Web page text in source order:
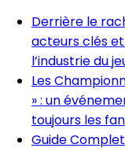
Derrière le
acteurs clés
l’industrie du
Les
» : un
toujours les
Guide